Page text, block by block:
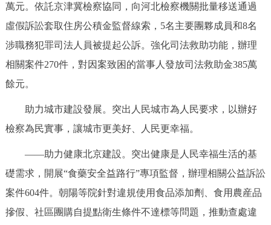
萬元。依託京津冀檢察協同，向河北檢察機關批量移送通過
虛假訴訟套取住房公積金監督線索，5名主要團夥成員和8名
涉職務犯罪司法人員被提起公訴。強化司法救助功能，辦理
相關案件270件，對因案致困的當事人發放司法救助金385萬
餘元。
助力城市建設發展。突出人民城市為人民要求，以辦好
檢察為民實事，讓城市更美好、人民更幸福。
——助力健康北京建設。突出健康是人民幸福生活的基
礎需求，開展“食藥安全益路行”專項監督，辦理相關公益訴訟
案件604件。朝陽等院針對違規使用食品添加劑、食用農産品
摻假、社區團購自提點衛生條件不達標等問題，推動查處違